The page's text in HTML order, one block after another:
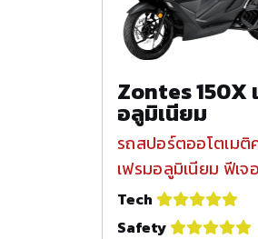
Zontes 150X
อลูมิเนียม
รถสปอร์ตออโตเมติ
เฟรมอลูมิเนียม ฟีเจ
Tech
Safety